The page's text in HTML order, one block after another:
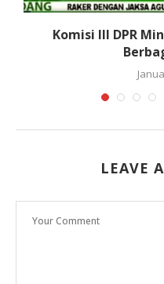
Komisi III DPR
LEAVE